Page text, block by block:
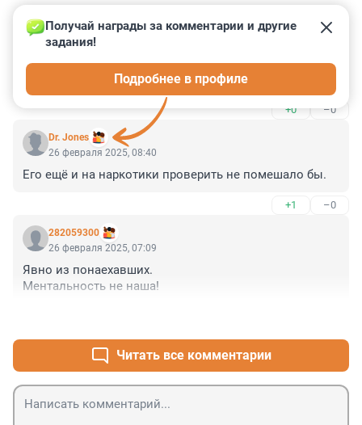
Гость
26 февраля 2025, 09:10
сдал экзамен, теперь это кандидат в депутаты от
+0 –0
Dr. Jones
Получай награды за комментарии и другие
задания!
Подробнее в профиле
26 февраля 2025, 08:40
Его ещё и на наркотики проверить не помешало бы.
+1 –0
282059300
26 февраля 2025, 07:09
Явно из понаехавших.
Ментальность не наша!
Читать все комментарии